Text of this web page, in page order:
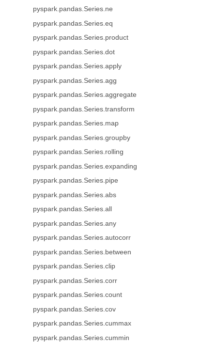
pyspark.pandas.Series.ne
pyspark.pandas.Series.eq
pyspark.pandas.Series.product
pyspark.pandas.Series.dot
pyspark.pandas.Series.apply
pyspark.pandas.Series.agg
pyspark.pandas.Series.aggregate
pyspark.pandas.Series.transform
pyspark.pandas.Series.map
pyspark.pandas.Series.groupby
pyspark.pandas.Series.rolling
pyspark.pandas.Series.expanding
pyspark.pandas.Series.pipe
pyspark.pandas.Series.abs
pyspark.pandas.Series.all
pyspark.pandas.Series.any
pyspark.pandas.Series.autocorr
pyspark.pandas.Series.between
pyspark.pandas.Series.clip
pyspark.pandas.Series.corr
pyspark.pandas.Series.count
pyspark.pandas.Series.cov
pyspark.pandas.Series.cummax
pyspark.pandas.Series.cummin